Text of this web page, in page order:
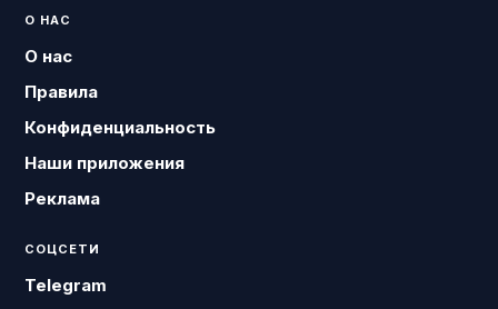
О НАС
О нас
Правила
Конфиденциальность
Наши приложения
Реклама
СОЦСЕТИ
Telegram